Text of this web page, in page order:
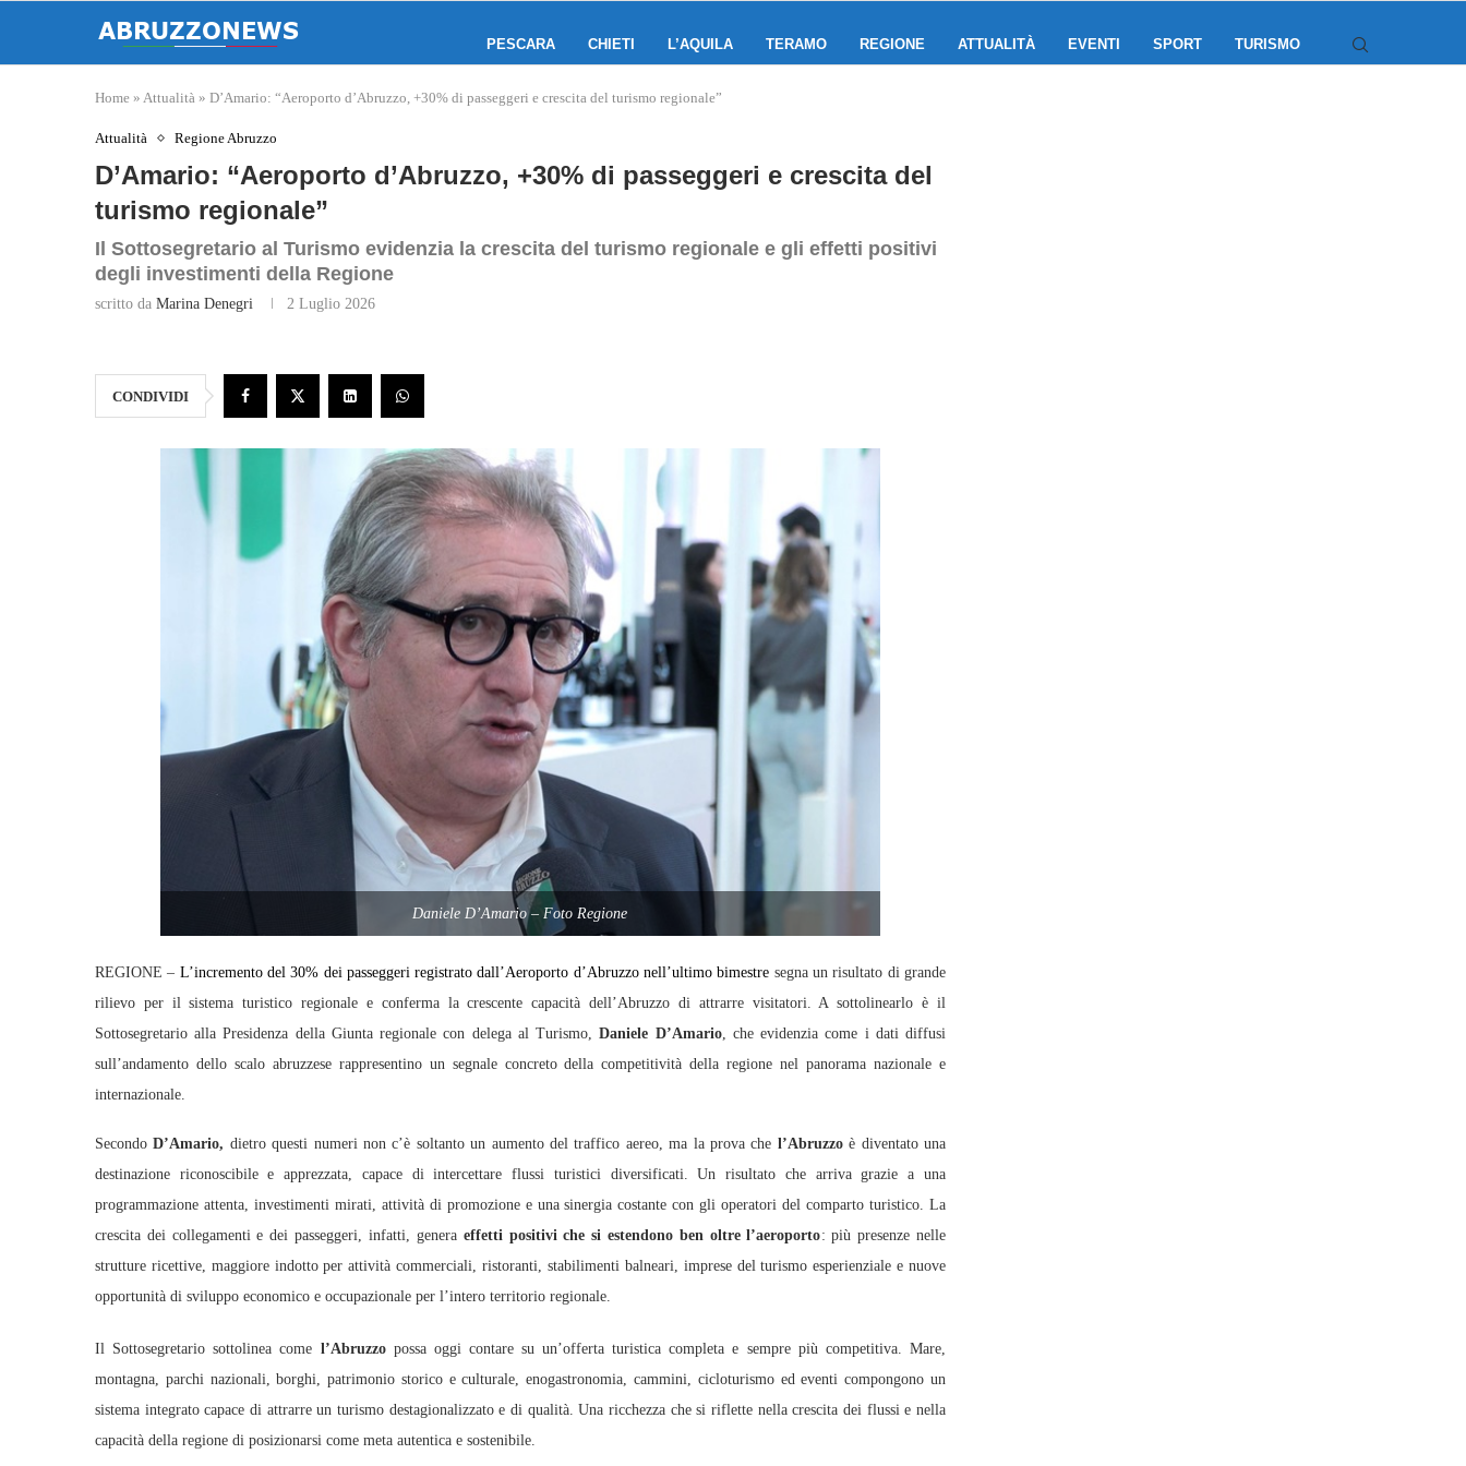
PESCARA CHIETI L’AQUILA TERAMO REGIONE ATTUALITÀ EVENTI SPORT TURISMO
Home » Attualità » D’Amario: “Aeroporto d’Abruzzo, +30% di passeggeri e crescita del turismo regionale”
Attualità Regione Abruzzo
D’Amario: “Aeroporto d’Abruzzo, +30% di passeggeri e crescita del
turismo regionale”
Il Sottosegretario al Turismo evidenzia la crescita del turismo regionale e gli effetti positivi
degli investimenti della Regione
scritto da Marina Denegri 2 Luglio 2026
CONDIVIDI
Daniele D’Amario – Foto Regione
REGIONE – L’incremento del 30% dei passeggeri registrato dall’Aeroporto d’Abruzzo nell’ultimo bimestre segna un risultato di grande
rilievo per il sistema turistico regionale e conferma la crescente capacità dell’Abruzzo di attrarre visitatori. A sottolinearlo è il
Sottosegretario alla Presidenza della Giunta regionale con delega al Turismo,
Daniele D’Amario, che evidenzia come i dati diffusi
sull’andamento dello scalo abruzzese rappresentino un segnale concreto della competitività della regione nel panorama nazionale e
internazionale.
SecondoD’Amario, dietro questi numeri non c’è soltanto un aumento del traffico aereo, ma la prova che l’Abruzzoè diventato una
destinazione riconoscibile e apprezzata, capace di intercettare flussi turistici diversificati. Un risultato che arriva grazie a una
programmazione attenta, investimenti mirati, attività di promozione e una sinergia costante con gli operatori del comparto turistico. La
crescita dei collegamenti e dei passeggeri, infatti, genera effetti positivi che si estendono ben oltre l’aeroporto: più presenze nelle
strutture ricettive, maggiore indotto per attività commerciali, ristoranti, stabilimenti balneari, imprese del turismo esperienziale e nuove
opportunità di sviluppo economico e occupazionale per l’intero territorio regionale.
Il Sottosegretario sottolinea come l’Abruzzopossa oggi contare su un’offerta turistica completa e sempre più competitiva. Mare,
montagna, parchi nazionali, borghi, patrimonio storico e culturale, enogastronomia, cammini, cicloturismo ed eventi compongono un
sistema integrato capace di attrarre un turismo destagionalizzato e di qualità. Una ricchezza che si riflette nella crescita dei flussi e nella
capacità della regione di posizionarsi come meta autentica e sostenibile.